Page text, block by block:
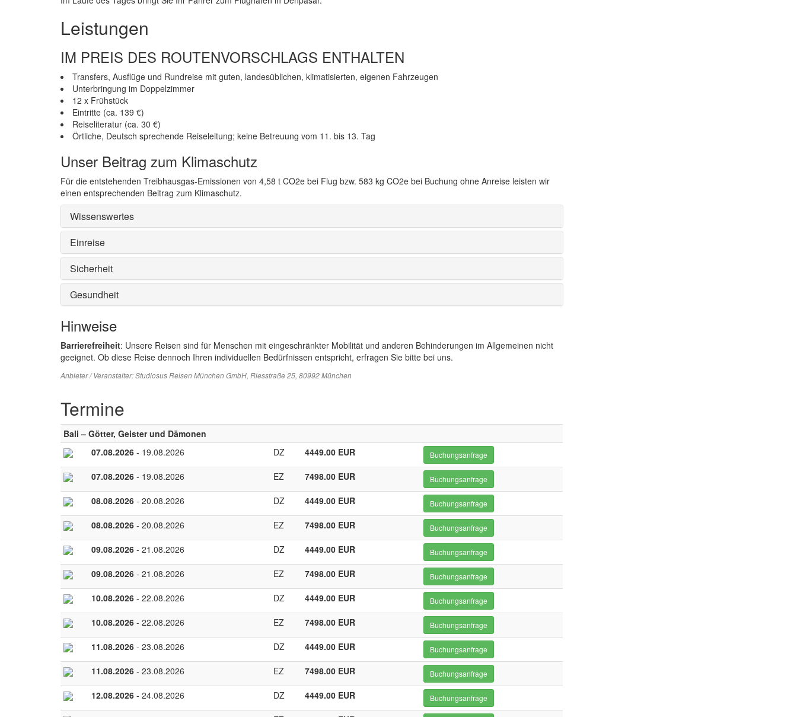
Leistungen
IM PREIS DES ROUTENVORSCHLAGS ENTHALTEN
Transfers, Ausflüge und Rundreise mit guten, landesüblichen, klimatisierten, eigenen Fahrzeugen
Unterbringung im Doppelzimmer
12 x Frühstück
Eintritte (ca. 139 €)
Reiseliteratur (ca. 30 €)
Örtliche, Deutsch sprechende Reiseleitung; keine Betreuung vom 11. bis 13. Tag
Unser Beitrag zum Klimaschutz
Für die entstehenden Treibhausgas-Emissionen von 4,58 t CO2e bei Flug bzw. 583 kg CO2e bei Buchung ohne Anreise leisten wir
einen entsprechenden Beitrag zum Klimaschutz.
Wissenswertes
Einreise
Sicherheit
Gesundheit
Hinweise
Barrierefreiheit: Unsere Reisen sind für Menschen mit eingeschränkter Mobilität und anderen Behinderungen im Allgemeinen nicht
geeignet. Ob diese Reise dennoch Ihren individuellen Bedürfnissen entspricht, erfragen Sie bitte bei uns.
Anbieter / Veranstalter:Studiosus Reisen München GmbH, Riesstraße 25, 80992 München
Termine
Bali – Götter, Geister und Dämonen
07.08.2026 - 19.08.2026 DZ 4449.00 EUR Buchungsanfrage
07.08.2026 - 19.08.2026 EZ 7498.00 EUR Buchungsanfrage
08.08.2026 - 20.08.2026 DZ 4449.00 EUR Buchungsanfrage
08.08.2026 - 20.08.2026 EZ 7498.00 EUR Buchungsanfrage
09.08.2026 - 21.08.2026 DZ 4449.00 EUR Buchungsanfrage
09.08.2026 - 21.08.2026 EZ 7498.00 EUR Buchungsanfrage
10.08.2026 - 22.08.2026 DZ 4449.00 EUR Buchungsanfrage
10.08.2026 - 22.08.2026 EZ 7498.00 EUR Buchungsanfrage
11.08.2026 - 23.08.2026 DZ 4449.00 EUR Buchungsanfrage
11.08.2026 - 23.08.2026 EZ 7498.00 EUR Buchungsanfrage
12.08.2026 - 24.08.2026 DZ 4449.00 EUR Buchungsanfrage